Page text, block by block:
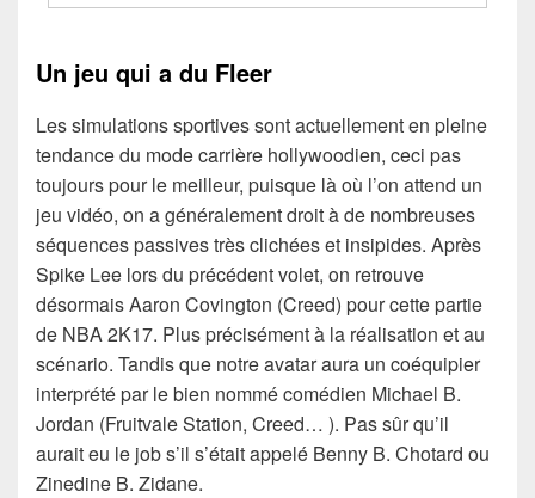
Un jeu qui a du Fleer
Les simulations sportives sont actuellement en pleine
tendance du mode carrière hollywoodien, ceci pas
toujours pour le meilleur, puisque là où l’on attend un
jeu vidéo, on a généralement droit à de nombreuses
séquences passives très clichées et insipides. Après
Spike Lee lors du précédent volet, on retrouve
désormais Aaron Covington (Creed) pour cette partie
de NBA 2K17. Plus précisément à la réalisation et au
scénario. Tandis que notre avatar aura un coéquipier
interprété par le bien nommé comédien Michael B.
Jordan (Fruitvale Station, Creed… ). Pas sûr qu’il
aurait eu le job s’il s’était appelé Benny B. Chotard ou
Zinedine B. Zidane.